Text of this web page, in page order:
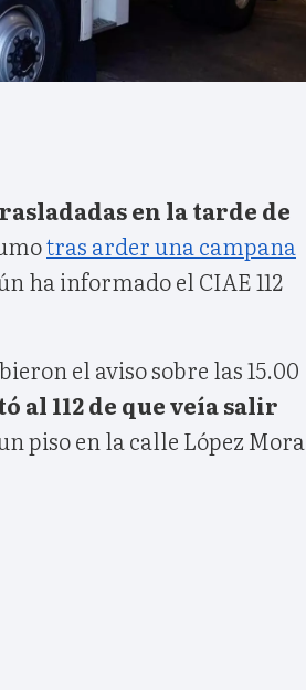
en la tarde de
tras arder una campana
ha informado el CIAE 112
el aviso sobre las 15.00
al 112 de que veía salir
piso en la calle López